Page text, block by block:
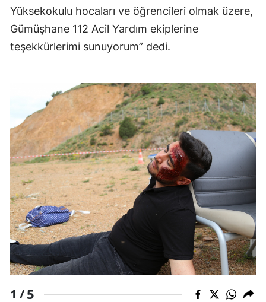
Yalova
Karabük
Osmaniye
Düzce
Yüksekokulu hocaları ve öğrencileri olmak üzere,
Gümüşhane 112 Acil Yardım ekiplerine
teşekkürlerimi sunuyorum” dedi.
1 /5